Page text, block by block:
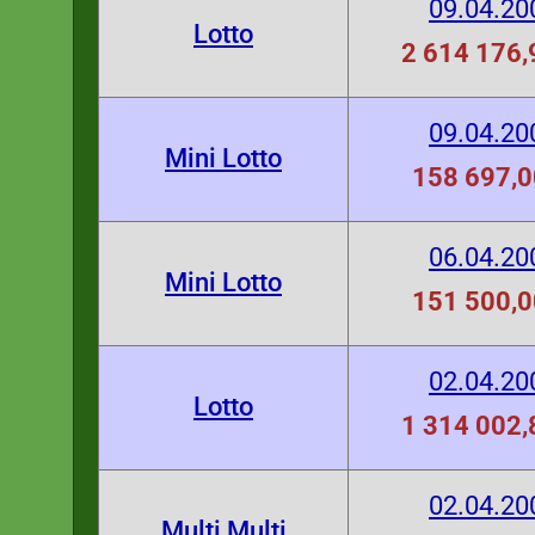
Lotto
2 614
Mini Lotto
158
Mini Lotto
151
Lotto
1 314